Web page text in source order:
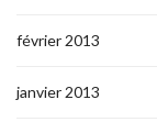
février 2013
janvier 2013